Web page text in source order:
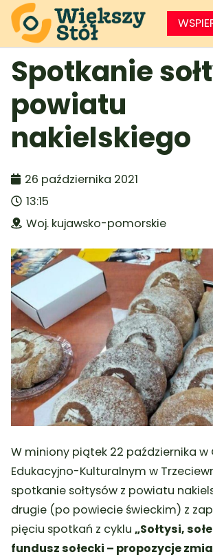
Spotkanie
powiatu
nakielskiego
26 października 2021
13:15
Woj. kujawsko-pomorskie
W miniony piątek 22 października w
Edukacyjno-Kulturalnym w
spotkanie sołtysów z powiatu
drugie (po powiecie świeckim) z
pięciu spotkań z cyklu„Sołtysi,
fundusz sołecki – propozycje